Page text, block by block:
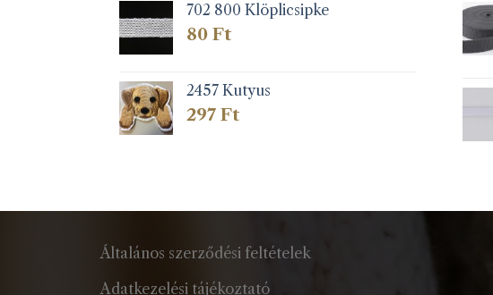
702 800 Klöplicsipke
80 Ft
2457 Kutyus
297 Ft
Általános szerződési feltételek
Adatkezelési tájékoztató